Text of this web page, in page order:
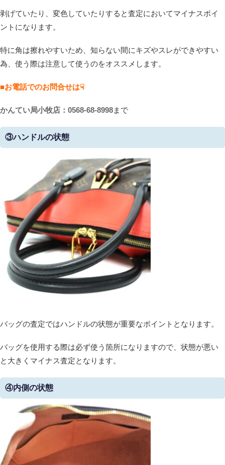
剥げていたり、変色していたりすると査定においてマイナスポイ
ントになります。
特に角は擦れやすいため、知らない間にキズやスレができやすい
為、使う際は注意して使うのをオススメします。
■お電話でのお問合せは☟
かんてい局小牧店：0568-68-8998まで
③ハンドルの状態
バッグの査定ではハンドルの状態が重要なポイントとなります。
バッグを使用する際は必ず使う箇所になりますので、状態が悪い
と大きくマイナス査定となります。
④内側の状態